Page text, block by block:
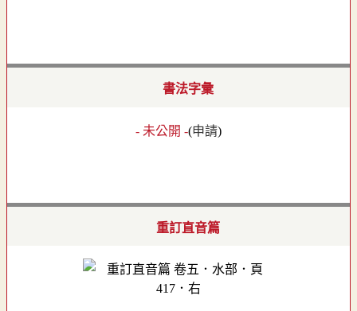
書法字彙
- 未公開 -(申請)
重訂直音篇